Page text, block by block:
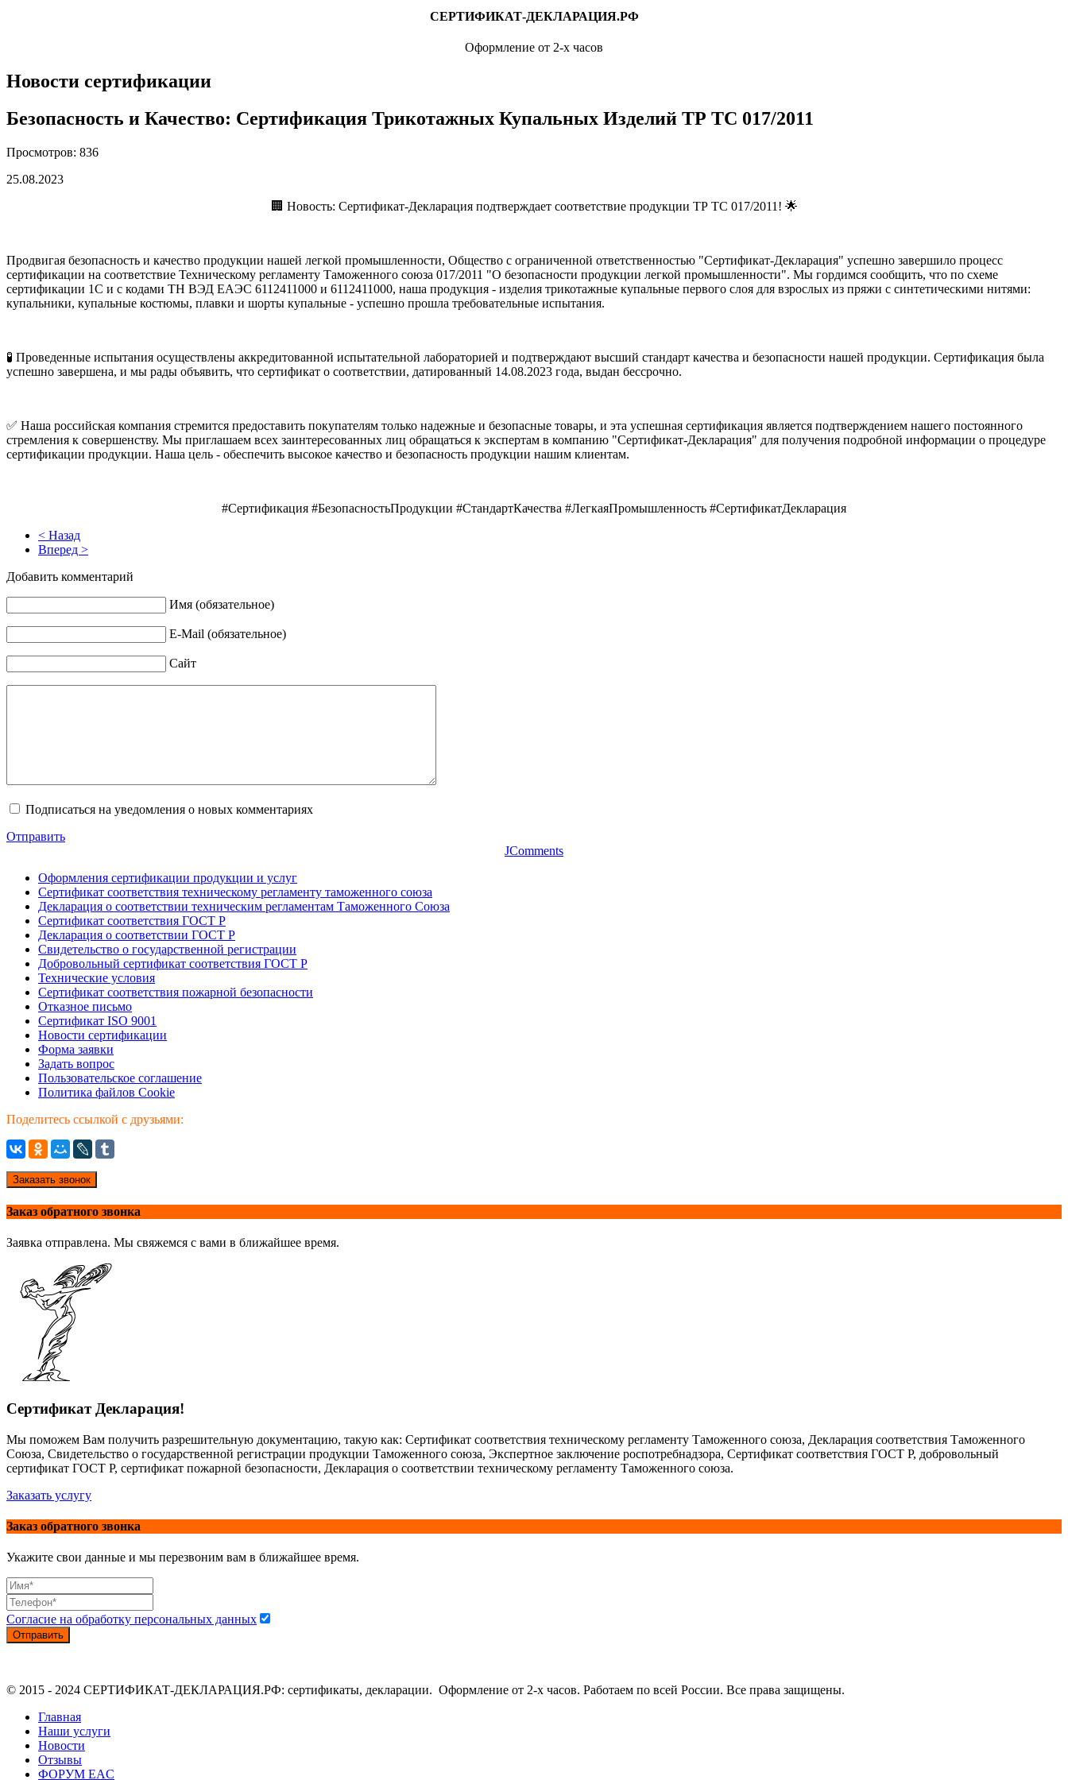
СЕРТИФИКАТ-ДЕКЛАРАЦИЯ.РФ
Оформление от 2-х часов
Новости сертификации
Безопасность и Качество: Сертификация Трикотажных Купальных Изделий ТР ТС 017/2011
Просмотров: 836
25.08.2023
🏢 Новость: Сертификат-Декларация подтверждает соответствие продукции ТР ТС 017/2011! 🌟
Продвигая безопасность и качество продукции нашей легкой промышленности, Общество с ограниченной ответственностью "Сертификат-Декларация" успешно завершило процесс
сертификации на соответствие Техническому регламенту Таможенного союза 017/2011 "О безопасности продукции легкой промышленности". Мы гордимся сообщить, что по схеме
сертификации 1С и с кодами ТН ВЭД ЕАЭС 6112411000 и 6112411000, наша продукция - изделия трикотажные купальные первого слоя для взрослых из пряжи с синтетическими нитями:
купальники, купальные костюмы, плавки и шорты купальные - успешно прошла требовательные испытания.
🧪 Проведенные испытания осуществлены аккредитованной испытательной лабораторией и подтверждают высший стандарт качества и безопасности нашей продукции. Сертификация была
успешно завершена, и мы рады объявить, что сертификат о соответствии, датированный 14.08.2023 года, выдан бессрочно.
✅ Наша российская компания стремится предоставить покупателям только надежные и безопасные товары, и эта успешная сертификация является подтверждением нашего постоянного
стремления к совершенству. Мы приглашаем всех заинтересованных лиц обращаться к экспертам в компанию "Сертификат-Декларация" для получения подробной информации о процедуре
сертификации продукции. Наша цель - обеспечить высокое качество и безопасность продукции нашим клиентам.
#Сертификация #БезопасностьПродукции #СтандартКачества #ЛегкаяПромышленность #СертификатДекларация
< Назад
Вперед >
Добавить комментарий
Имя (обязательное)
E-Mail (обязательное)
Сайт
Подписаться на уведомления о новых комментариях
Отправить
JComments
Оформления сертификации продукции и услуг
Сертификат соответствия техническому регламенту таможенного союза
Декларация о соответствии техническим регламентам Таможенного Союза
Сертификат соответствия ГОСТ Р
Декларация о соответствии ГОСТ Р
Свидетельство о государственной регистрации
Добровольный сертификат соответствия ГОСТ Р
Технические условия
Сертификат соответствия пожарной безопасности
Отказное письмо
Сертификат ISO 9001
Новости сертификации
Форма заявки
Задать вопрос
Пользовательское соглашение
Политика файлов Cookie
Поделитесь ссылкой с друзьями:
Заказать звонок
Заказ обратного звонка
Заявка отправлена. Мы свяжемся с вами в ближайшее время.
Сертификат Декларация!
Мы поможем Вам получить разрешительную документацию, такую как: Сертификат соответствия техническому регламенту Таможенного союза, Декларация соответствия Таможенного
Союза, Свидетельство о государственной регистрации продукции Таможенного союза, Экспертное заключение роспотребнадзора, Сертификат соответствия ГОСТ Р, добровольный
сертификат ГОСТ Р, сертификат пожарной безопасности, Декларация о соответствии техническому регламенту Таможенного союза.
Заказать услугу
Заказ обратного звонка
Укажите свои данные и мы перезвоним вам в ближайшее время.
Согласие на обработку персональных данных
Отправить
© 2015 - 2024 СЕРТИФИКАТ-ДЕКЛАРАЦИЯ.РФ: сертификаты, декларации. Оформление от 2-х часов. Работаем по всей России. Все права защищены.
Главная
Наши услуги
Новости
Отзывы
ФОРУМ EAC